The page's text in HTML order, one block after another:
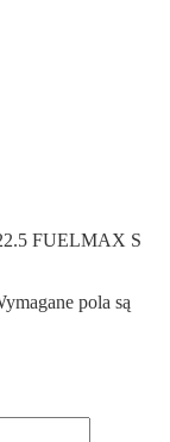
FUELMAX S
pola są